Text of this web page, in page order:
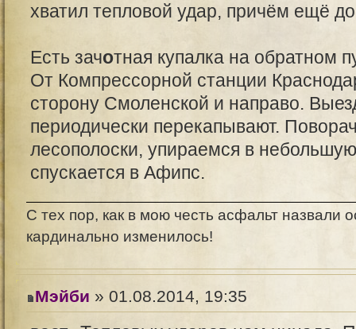
хватил тепловой удар, причём ещё
Есть зачотная купалка на обратном
От Компрессорной станции
сторону Смоленской и направо.
периодически перекапывают.
лесополоски, упираемся в
спускается в Афипс.
С тех пор, как в мою честь асфальт назвали
кардинально изменилось!
Мэйби » 01.08.2014, 19:35